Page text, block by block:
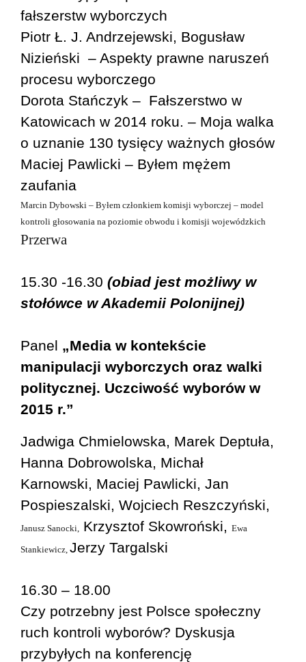
fałszerstw wyborczych
Piotr Ł. J. Andrzejewski, Bogusław
Nizieński – Aspekty prawne naruszeń
procesu wyborczego
Dorota Stańczyk – Fałszerstwo w
Katowicach w 2014 roku. – Moja walka
o uznanie 130 tysięcy ważnych głosów
Maciej Pawlicki – Byłem mężem
zaufania
Marcin Dybowski – Byłem członkiem komisji wyborczej – model
kontroli głosowania na poziomie obwodu i komisji wojewódzkich
Przerwa
15.30 -16.30 (obiad jest możliwy w
stołówce w Akademii Polonijnej)
Panel „Media w kontekście
manipulacji wyborczych oraz walki
politycznej. Uczciwość wyborów w
2015 r.”
Jadwiga Chmielowska, Marek Deptuła,
Hanna Dobrowolska, Michał
Karnowski, Maciej Pawlicki, Jan
Pospieszalski, Wojciech Reszczyński,
Janusz Sanocki, Krzysztof Skowroński, Ewa
Stankiewicz, Jerzy Targalski
16.30 – 18.00
Czy potrzebny jest Polsce społeczny
ruch kontroli wyborów? Dyskusja
przybyłych na konferencję